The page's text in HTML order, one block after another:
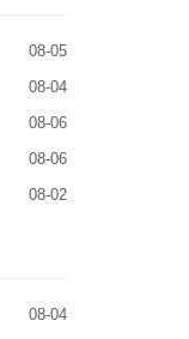
08-05
08-04
08-06
08-06
08-02
08-04